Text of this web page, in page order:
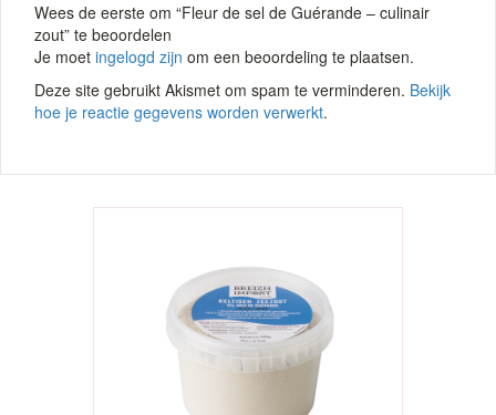
Wees de eerste om “Fleur de sel de Guérande – culinair
zout” te beoordelen
Je moet ingelogd zijn om een beoordeling te plaatsen.
Deze site gebruikt Akismet om spam te verminderen. Bekijk
hoe je reactie gegevens worden verwerkt.